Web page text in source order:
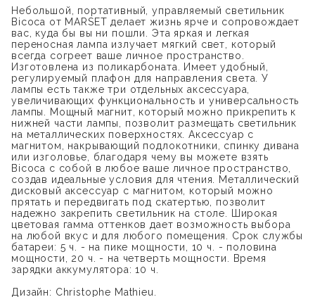
Небольшой, портативный, управляемый светильник
Bicoca от MARSET делает жизнь ярче и сопровождает
вас, куда бы вы ни пошли. Эта яркая и легкая
переносная лампа излучает мягкий свет, который
всегда согреет ваше личное пространство.
Изготовлена из поликарбоната. Имеет удобный,
регулируемый плафон для направления света. У
лампы есть также три отдельных аксессуара,
увеличивающих функциональность и универсальность
лампы. Мощный магнит, который можно прикрепить к
нижней части лампы, позволит размещать светильник
на металлических поверхностях. Аксессуар с
магнитом, накрывающий подлокотники, спинку дивана
или изголовье, благодаря чему вы можете взять
Bicoca с собой в любое ваше личное пространство,
создав идеальные условия для чтения. Металлический
дисковый аксессуар с магнитом, который можно
прятать и передвигать под скатертью, позволит
надежно закрепить светильник на столе. Широкая
цветовая гамма оттенков дает возможность выбора
на любой вкус и для любого помещения. Срок службы
батареи: 5 ч. - на пике мощности, 10 ч. - половина
мощности, 20 ч. - на четверть мощности. Время
зарядки аккумулятора: 10 ч.
Дизайн: Christophe Mathieu.